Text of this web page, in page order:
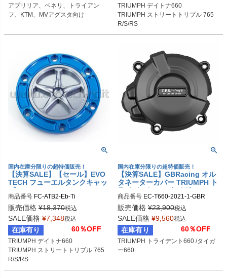
アプリリア、ベネリ、トライアン
フ、KTM、MVアグスタ向け
TRIUMPH デイトナ660
TRIUMPH ストリートトリプル 765
R/S/RS
国内在庫分限りの超特価販売！
【決算SALE】【セール】EVO
TECH フューエルタンクキャッ
プ APRILIA/TRIUMPH/BENEL
LI/KTM/MV AGUSTA 6穴汎用
商品番号 FC-ATB2-Eb-Ti
販売価格 ¥18,370税込
SALE価格 ¥7,348税込
在庫有り 60％OFF
TRIUMPH デイトナ660
TRIUMPH ストリートトリプル 765
R/S/RS
国内在庫分限りの超特価販売！
【決算SALE】GBRacing オル
タネーターカバー TRIUMPH ト
ライデント660 /タイガー660
商品番号 EC-T660-2021-1-GBR
gbr_EC-T660-2021-1-GBR
販売価格 ¥23,900税込
SALE価格 ¥9,560税込
在庫有り 60％OFF
TRIUMPH トライデント660 /タイガ
ー660